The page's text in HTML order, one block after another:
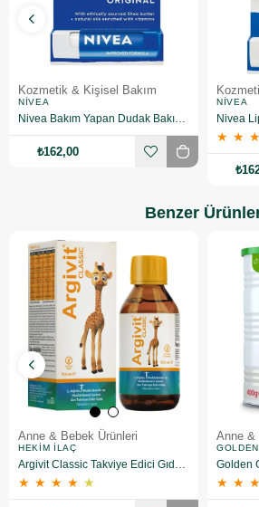
Kozmetik & Kişisel Bakım
NIVEA
₺162,00
NIVEA
★ ★ ★
Benzer
Anne & Bebek Ürünleri
HEKIM İLAÇ
★ ★ ★ ★ ★
Anne &
★ ★ ★